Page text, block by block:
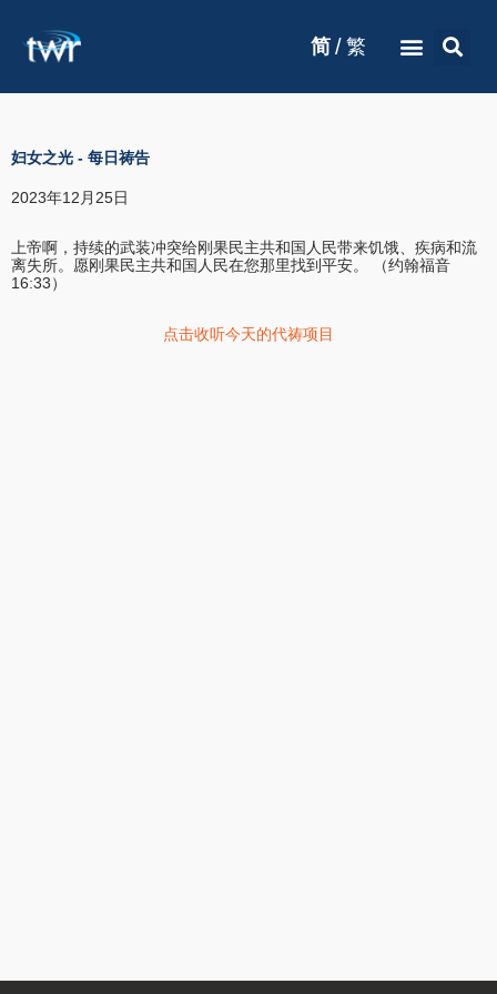
简 / 繁
妇女之光 - 每日祷告
2023年12月25日
上帝啊，持续的武装冲突给刚果民主共和国人民带来饥饿、疾病和流
离失所。愿刚果民主共和国人民在您那里找到平安。 （约翰福音
16:33）
点击收听今天的代祷项目